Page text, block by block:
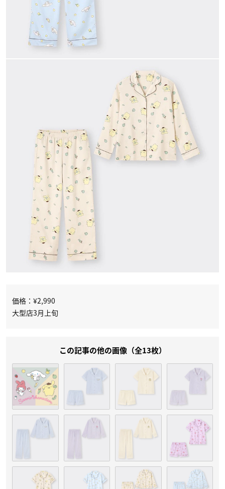
価格：¥2,990
大型店3月上旬
この記事の他の画像（全13枚）